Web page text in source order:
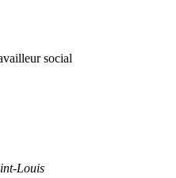
social
Louis